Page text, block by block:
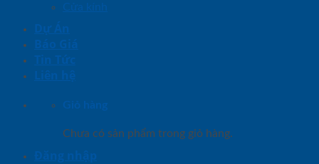
Cửa kính
Dự Án
Báo Giá
Tin Tức
Liên hệ
Giỏ hàng
Chưa có sản phẩm trong giỏ hàng.
Đăng nhập